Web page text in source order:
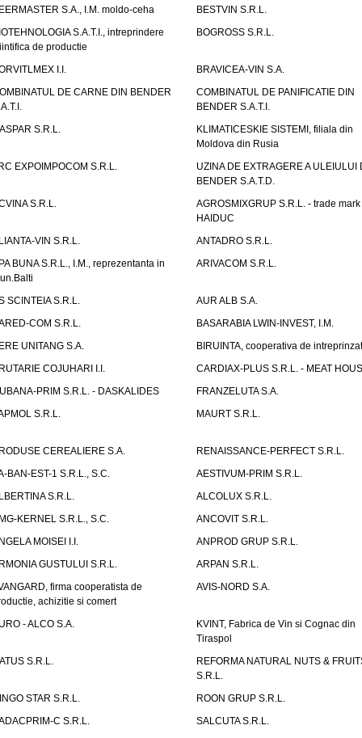
S.A., I.M. moldo-ceha
BESTVIN S.R.L.
S.A.T.I., intreprindere
de productie
BOGROSS S.R.L.
I.I.
BRAVICEA-VIN S.A.
DE CARNE DIN BENDER
COMBINATUL DE PANIFICATIE DIN
BENDER S.A.T.I.
S.R.L.
KLIMATICESKIE SISTEMI, filiala din
Moldova din Rusia
EXPOIMPOCOM S.R.L.
UZINA DE EXTRAGERE A ULEIULUI
BENDER S.A.T.D.
S.R.L.
AGROSMIXGRUP S.R.L. - trade mark
HAIDUC
VIN S.R.L.
ANTADRO S.R.L.
BUNA S.R.L., I.M., reprezentanta in
ARIVACOM S.R.L.
SCINTEIA S.R.L.
AUR ALB S.A.
COM S.R.L.
BASARABIA LWIN-INVEST, I.M.
UNITANG S.A.
BIRUINTA, cooperativa de
COJUHARI I.I.
CARDIAX-PLUS S.R.L. - MEAT
PRIM S.R.L. - DASKALIDES
FRANZELUTA S.A.
S.R.L.
MAURT S.R.L.
CEREALIERE S.A.
RENAISSANCE-PERFECT S.R.L.
BAN-EST-1 S.R.L., S.C.
AESTIVUM-PRIM S.R.L.
S.R.L.
ALCOLUX S.R.L.
KERNEL S.R.L., S.C.
ANCOVIT S.R.L.
MOISEI I.I.
ANPROD GRUP S.R.L.
GUSTULUI S.R.L.
ARPAN S.R.L.
firma cooperatista de
achizitie si comert
AVIS-NORD S.A.
- ALCO S.A.
KVINT, Fabrica de Vin si Cognac din
Tiraspol
S.R.L.
REFORMA NATURAL NUTS &
S.R.L.
STAR S.R.L.
ROON GRUP S.R.L.
C S.R.L.
SALCUTA S.R.L.